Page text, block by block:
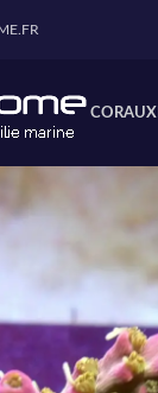
CORAUX